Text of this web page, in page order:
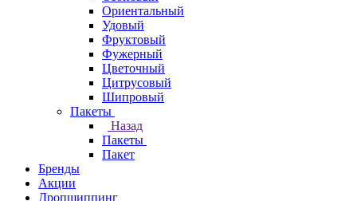
Ориентальный
Удовый
Фруктовый
Фужерный
Цветочный
Цитрусовый
Шипровый
Пакеты
Назад
Пакеты
Пакет
Бренды
Акции
Дропшиппинг